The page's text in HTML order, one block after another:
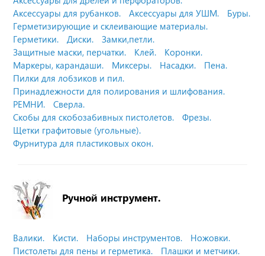
Аксессуары для рубанков.
Аксессуары для УШМ.
Буры.
Герметизирующие и склеивающие материалы.
Герметики.
Диски.
Замки,петли.
Защитные маски, перчатки.
Клей.
Коронки.
Маркеры, карандаши.
Миксеры. Насадки.
Пена.
Пилки для лобзиков и пил.
Принадлежности для полирования и шлифования.
РЕМНИ.
Сверла.
Скобы для скобозабивных пистолетов.
Фрезы.
Щетки графитовые (угольные).
Фурнитура для пластиковых окон.
Ручной инструмент.
Валики. Кисти. Наборы инструментов.
Ножовки.
Пистолеты для пены и герметика.
Плашки и метчики.